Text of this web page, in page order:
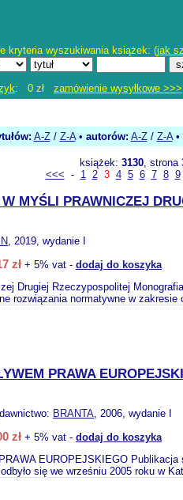
kryteria wyszukiwania książek: (jak
: 0 zł zamówienie wysyłkowe >>>
A-Z/ Z-A• autorów: A-Z/ Z-A•
książek: 3130, strona
<<< - 1 2 3 4 5 6 7 8 9
MYŚLI PRAWNICZEJ
, 2019, wydanie I
zł + 5% vat - dodaj do koszyka
Drugiej Rzeczypospolitej
rozwiązania normatywne w zakresie
PRAWA
BRANTA, 2006, wydanie I
zł + 5% vat - dodaj do koszyka
EUROPEJSKIEGO
się we wrześniu 2005 roku w